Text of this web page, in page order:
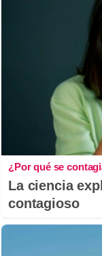
¿Por qué se
La ciencia
contagioso